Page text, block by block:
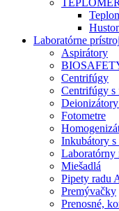
Laboratórne
Aspirátory
Centrifúgy
Centrifúgy
Fotometre
Inkubátory s
Laboratórny
Miešadlá
Pipety radu
Premývačky
Prenosné,